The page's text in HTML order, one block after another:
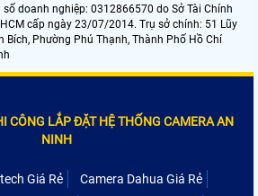
số doanh nghiệp: 0312866570 do Sở Tài Chính
cấp ngày 23/07/2014. Trụ sở chính: 51 Lũy
Bích, Phường Phú Thạnh, Thành Phố Hồ Chí
CÔNG LẮP ĐẶT HỆ THỐNG CAMERA AN
NINH
Giá Rẻ
Camera Dahua Giá Rẻ